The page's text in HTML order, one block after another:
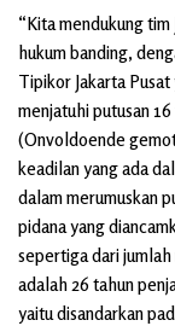
“Kita mendukung tim
hukum banding,
Tipikor Jakarta
menjatuhi putusan
(Onvoldoende
keadilan yang ada
dalam merumuskan
pidana yang
sepertiga dari jumlah
adalah 26 tahun
yaitu disandarkan